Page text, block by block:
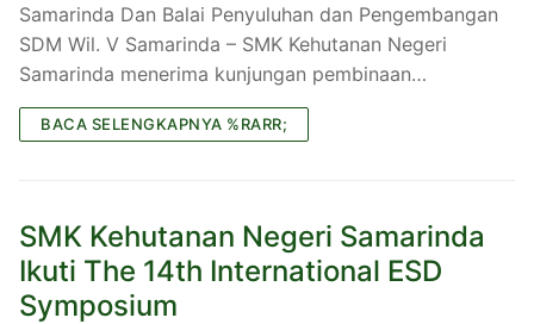
Samarinda Dan Balai Penyuluhan dan Pengembangan
SDM Wil. V Samarinda – SMK Kehutanan Negeri
Samarinda menerima kunjungan pembinaan…
BACA SELENGKAPNYA %RARR;
SMK Kehutanan Negeri Samarinda
Ikuti The 14th International ESD
Symposium